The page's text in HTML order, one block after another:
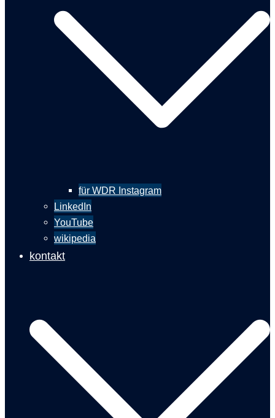
für WDR Instagram
LinkedIn
YouTube
wikipedia
kontakt